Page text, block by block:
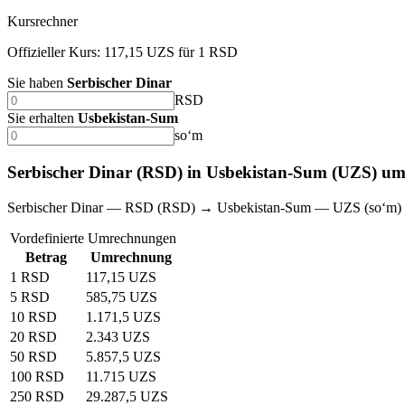
Kursrechner
Offizieller Kurs: 117,15 UZS für 1 RSD
Sie haben Serbischer Dinar
RSD
Sie erhalten Usbekistan-Sum
soʻm
Serbischer Dinar (RSD) in Usbekistan-Sum (UZS)
Serbischer Dinar — RSD (RSD) → Usbekistan-Sum — UZS (soʻm)
Vordefinierte Umrechnungen
Betrag
Umrechnung
1 RSD
117,15 UZS
5 RSD
585,75 UZS
10 RSD
1.171,5 UZS
20 RSD
2.343 UZS
50 RSD
5.857,5 UZS
100 RSD
11.715 UZS
250 RSD
29.287,5 UZS